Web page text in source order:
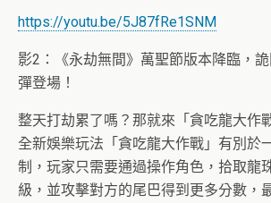
https://youtu.be/5J87fRe1SNM
影2：《永劫無間》萬聖節版本降臨，
彈登場！
整天打劫累了嗎？那就來「貪吃龍大作
全新娛樂玩法「貪吃龍大作戰」有別於
制， 玩家只需要通過操作角色，拾取龍
級， 並攻擊對方的尾巴得到更多分數，